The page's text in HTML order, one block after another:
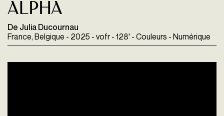
Alpha
De Julia Ducournau
France, Belgique - 2025 - vofr - 128' - Couleurs - Numérique